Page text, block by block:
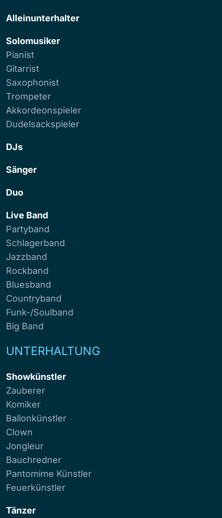
Alleinunterhalter
Solomusiker
Pianist
Gitarrist
Saxophonist
Trompeter
Akkordeonspieler
Dudelsackspieler
DJs
Sänger
Duo
Live Band
Partyband
Schlagerband
Jazzband
Rockband
Bluesband
Countryband
Funk-/Soulband
Big Band
UNTERHALTUNG
Showkünstler
Zauberer
Komiker
Ballonkünstler
Clown
Jongleur
Bauchredner
Pantomime Künstler
Feuerkünstler
Tänzer